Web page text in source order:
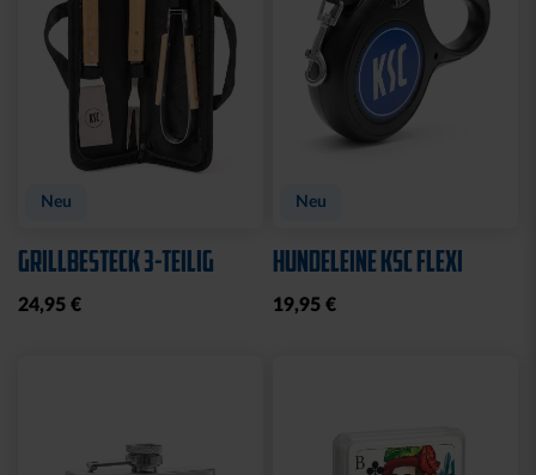
Neu
GRILLBESTECK 3-TEILIG
24,95 €
Neu
HUNDELEINE KSC FLEXI
19,95 €